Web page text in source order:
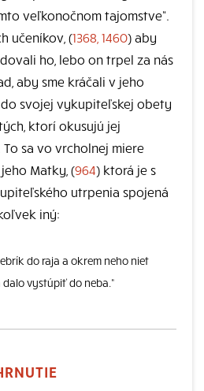
veľkonočnom tajomstve“.
učeníkov, (1368, 1460) aby
ho, lebo on trpel za nás
aby sme kráčali v jeho
svojej vykupiteľskej obety
ktorí okusujú jej
sa vo vrcholnej miere
Matky, (964) ktorá je s
utrpenia spojená
iný:
do raja a okrem neho niet
vystúpiť do neba.“